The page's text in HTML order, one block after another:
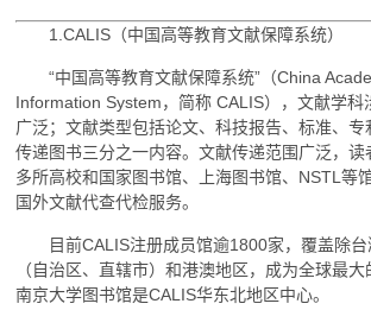
1.CALIS（中国高等教育文献保障系统）
“中国高等教育文献保障系统”（China
Information System，简称 CALIS），文献学科
广泛；文献类型包括论文、科技报告、标准、
传递图书三分之一内容。文献传递范围广泛，
多所高校和国家图书馆、上海图书馆、NSTL等
国外文献代查代检服务。
目前CALIS注册成员馆逾1800家，覆盖除
（自治区、直辖市）和港澳地区，成为全球最大
南京大学图书馆是CALIS华东北地区中心。